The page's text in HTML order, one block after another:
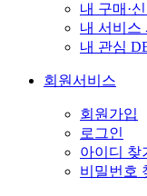
내 구매·
내 서비스
내 관심
회원서비스
회원가입
로그인
아이디 찾
비밀번호